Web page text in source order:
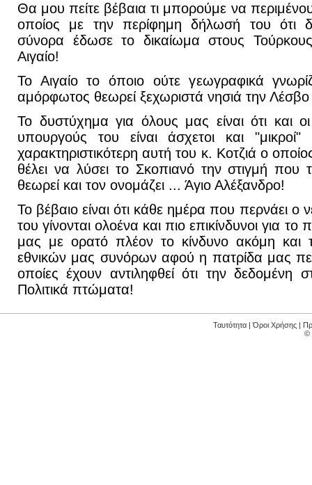
Θα μου πείτε βέβαια τι μπορούμε να
οποίος με την περίφημη δήλωσή του ότι
σύνορα έδωσε το δικαίωμα στους
Αιγαίο!
Το Αιγαίο το όποιο ούτε γεωγραφικά
αμόρφωτος θεωρεί ξεχωριστά νησιά την
Το δυστύχημα για όλους μας είναι ότι και
υπουργούς του είναι άσχετοι και
χαρακτηριστικότερη αυτή του κ. Κοτζιά ο
θέλει να λύσει το Σκοπιανό την στιγμή που
θεωρεί και τον ονομάζει ... Άγιο Αλέξανδρο!
Το βέβαιο είναι ότι κάθε ημέρα που περνάει ο
του γίνονται ολοένα και πιο επικίνδυνοι για
μας με ορατό πλέον το κίνδυνο ακόμη και
εθνικών μας συνόρων αφού η πατρίδα μας
οποίες έχουν αντιληφθεί ότι την δεδομένη
Πολιτικά πτώματα!
Ταυτότητα |Όροι Χρήσης |
©